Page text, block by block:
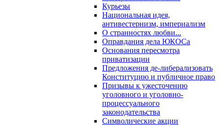
Курьезы
Национальная идея,
антивестернизм, империализм
О странностях любви...
Оправдания дела ЮКОСа
Основания пересмотра
приватизации
Предложения де-либерализовать
Конституцию и публичное право
Призывы к ужесточению
уголовного и уголовно-
процессуального
законодательства
Символические акции